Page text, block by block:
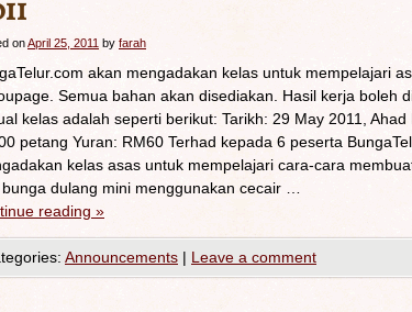
onApril 25, 2011 by farah
akan mengadakan kelas untuk mempelajari
Semua bahan akan disediakan. Hasil kerja boleh
kelas adalah seperti berikut: Tarikh: 29 May 2011, Ahad
petang Yuran: RM60 Terhad kepada 6 peserta
kelas asas untuk mempelajari cara-cara
dulang mini menggunakan cecair …
reading »
Announcements | Leave a comment